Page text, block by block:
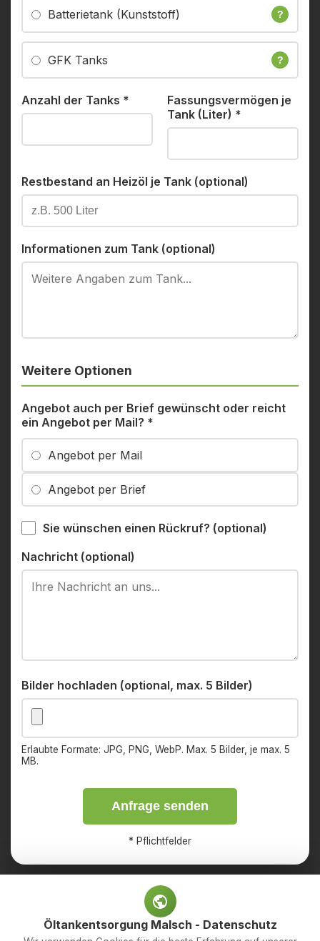
Batterietank (Kunststoff) ?
GFK Tanks ?
Anzahl der Tanks *
Fassungsvermögen je
Tank (Liter) *
Restbestand an Heizöl je Tank (optional)
Informationen zum Tank (optional)
Weitere Optionen
Angebot auch per Brief gewünscht oder reicht
ein Angebot per Mail? *
Angebot per Mail
Angebot per Brief
Sie wünschen einen Rückruf? (optional)
Nachricht (optional)
Bilder hochladen (optional, max. 5 Bilder)
Erlaubte Formate: JPG, PNG, WebP. Max. 5 Bilder, je max. 5
MB.
Anfrage senden
* Pflichtfelder
ImpressumDatenschutz
Öltankentsorgung Malsch - Datenschutz